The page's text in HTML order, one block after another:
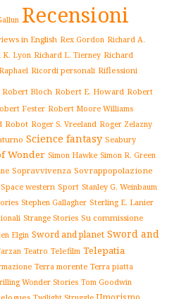
Recensioni
in English Rex Gordon Richard A.
K. Lyon Richard L. Tierney Richard
Ricordi personali Riflessioni
Robert Bloch Robert E. Howard Robert
Fester Robert Moore Williams
Robot Roger S. Vreeland Roger Zelazny
Science fantasy Seabury
Wonder Simon Hawke Simon R. Green
Sopravvivenza Sovrappopolazione
Space western Sport Stanley G. Weinbaum
Stephen Gallagher Sterling E. Lanier
Strange Stories Su commissione
Elgin Sword and planet Sword and
Teatro Telefilm Telepatia
Terra morente Terra piatta
Wonder Stories Tom Goodwin